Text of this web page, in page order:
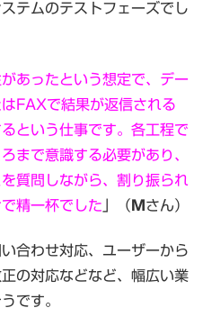
テムのテストフェーズでし
あったという想定で、デー
FAXで結果が返信される
という仕事です。各工程で
まで意識する必要があり、
質問しながら、割り振られ
精一杯でした 」（ Ｍ さん）
合わせ対応、ユーザーから
の対応などなど、幅広い業
です。